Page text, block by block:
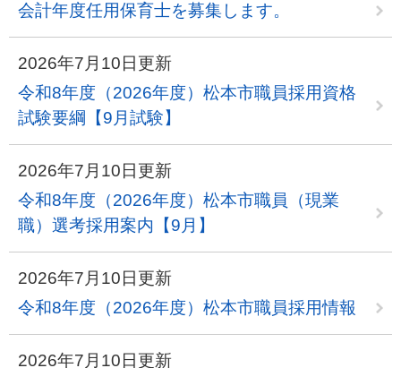
会計年度任用保育士を募集します。
2026年7月10日更新
令和8年度（2026年度）松本市職員採用資格
試験要綱【9月試験】
2026年7月10日更新
令和8年度（2026年度）松本市職員（現業
職）選考採用案内【9月】
2026年7月10日更新
令和8年度（2026年度）松本市職員採用情報
2026年7月10日更新